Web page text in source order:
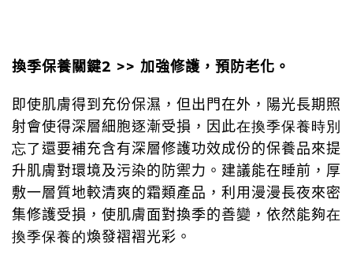
換季保養關鍵2 >> 加強修護，預防老化。
即使肌膚得到充份保濕，但出門在外，陽光長期照
射會使得深層細胞逐漸受損，因此在換季保養時別
忘了還要補充含有深層修護功效成份的保養品來提
升肌膚對環境及污染的防禦力。建議能在睡前，厚
敷一層質地較清爽的霜類產品，利用漫漫長夜來密
集修護受損，使肌膚面對換季的善變，依然能夠在
換季保養的煥發褶褶光彩。